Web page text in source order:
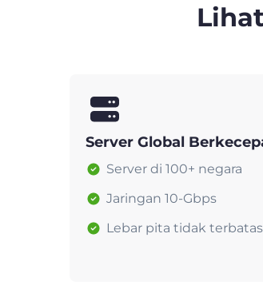
Server Global
Server di 100+ negara
Jaringan 10-Gbps
Lebar pita tidak terbatas